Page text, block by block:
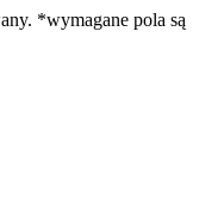
*wymagane pola są